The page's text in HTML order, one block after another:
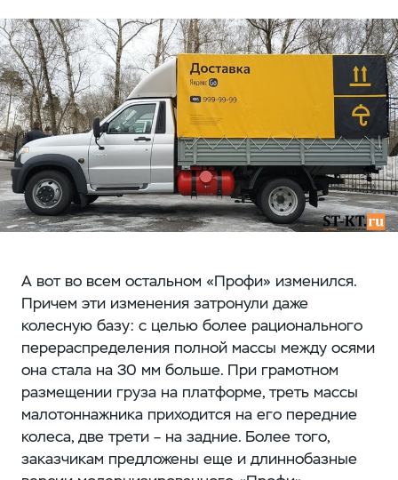
А вот во всем остальном «Профи» изменился.
Причем эти изменения затронули даже
колесную базу: с целью более рационального
перераспределения полной массы между осями
она стала на 30 мм больше. При грамотном
размещении груза на платформе, треть массы
малотоннажника приходится на его передние
колеса, две трети – на задние. Более того,
заказчикам предложены еще и длиннобазные